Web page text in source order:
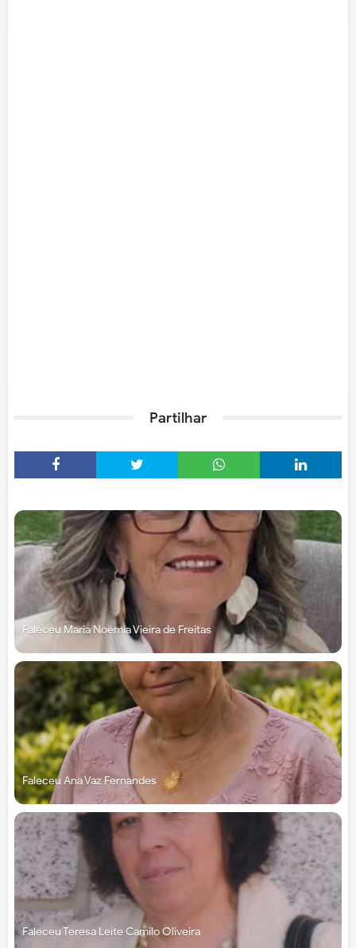
Partilhar
Faleceu Maria Noémia Vieira de Freitas
Faleceu Ana Vaz Fernandes
Faleceu Teresa Leite Camilo Oliveira